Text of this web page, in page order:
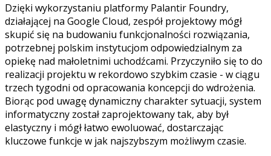
Dzięki wykorzystaniu platformy Palantir Foundry,
działającej na Google Cloud, zespół projektowy mógł
skupić się na budowaniu funkcjonalności rozwiązania,
potrzebnej polskim instytucjom odpowiedzialnym za
opiekę nad małoletnimi uchodźcami. Przyczyniło się to do
realizacji projektu w rekordowo szybkim czasie - w ciągu
trzech tygodni od opracowania koncepcji do wdrożenia.
Biorąc pod uwagę dynamiczny charakter sytuacji, system
informatyczny został zaprojektowany tak, aby był
elastyczny i mógł łatwo ewoluować, dostarczając
kluczowe funkcje w jak najszybszym możliwym czasie.